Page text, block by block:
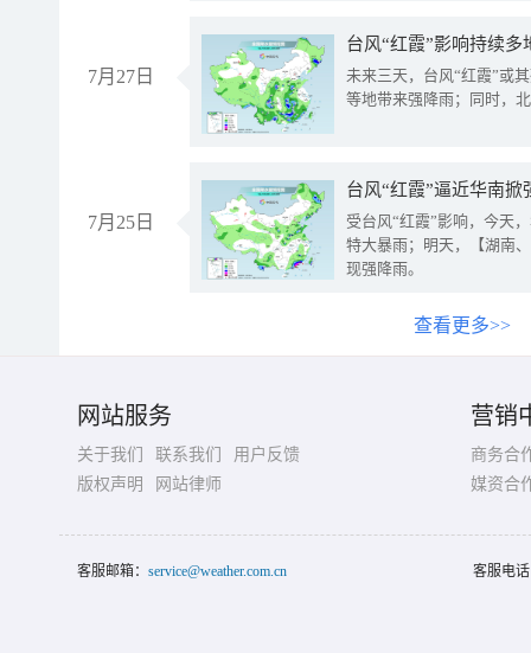
7月27日
台风“红霞”影响持续
未来三天，台风“红霞”或
等地带来强降雨；同时，
7月25日
台风“红霞”逼近华南
受台风“红霞”影响，今天
特大暴雨；明天，【湖南
现强降雨。
查看更多>>
网站服务
关于我们 联系我们
用户反馈
版权声明
网站律师
营销
商务合
媒资合
客服邮箱： service@weather.com.cn 客服电